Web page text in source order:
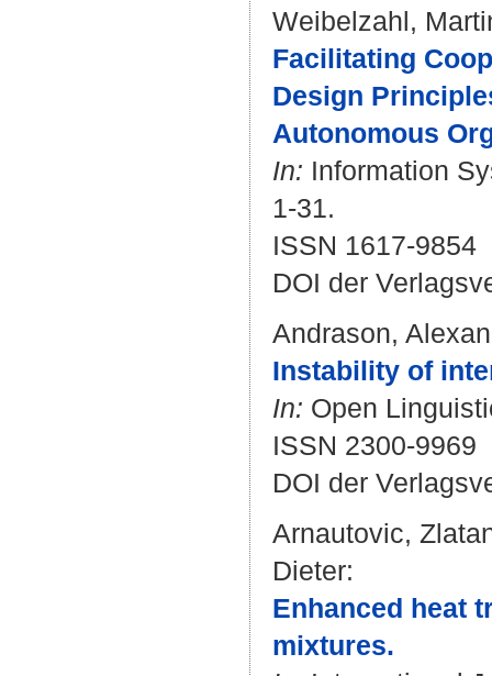
Weibelzahl,
Facilitating
Design
Autonomous
In: Information
1-31.
ISSN 1617-9854
DOI der
Andrason,
Instability of
In: Open
ISSN 2300-9969
DOI der
Arnautovic,
Dieter:
Enhanced heat
mixtures.